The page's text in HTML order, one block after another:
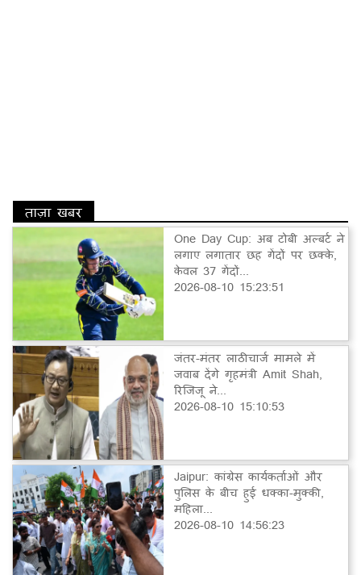
ताज़ा खबर
One Day Cup: अब टोबी अल्बर्ट ने
लगाए लगातार छह गेंदों पर छक्के,
केवल 37 गेंदों...
2026-08-10 15:23:51
जंतर-मंतर लाठीचार्ज मामले में
जवाब देंगे गृहमंत्री Amit Shah,
रिजिजू ने...
2026-08-10 15:10:53
Jaipur: कांग्रेस कार्यकर्ताओं और
पुलिस के बीच हुई धक्का-मुक्की,
महिला...
2026-08-10 14:56:23